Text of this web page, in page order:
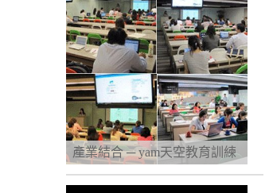
產業結合 ─ yam天空教育訓練